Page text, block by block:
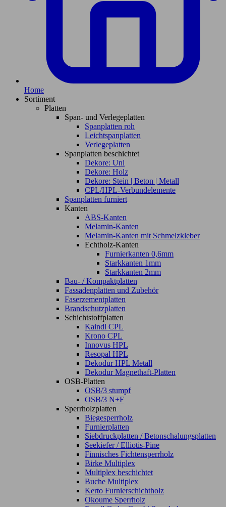
Home
Sortiment
Platten
Span- und Verlegeplatten
Spanplatten roh
Leichtspanplatten
Verlegeplatten
Spanplatten beschichtet
Dekore: Uni
Dekore: Holz
Dekore: Stein | Beton | Metall
CPL/HPL-Verbundelemente
Spanplatten furniert
Kanten
ABS-Kanten
Melamin-Kanten
Melamin-Kanten mit Schmelzkleber
Echtholz-Kanten
Furnierkanten 0,6mm
Starkkanten 1mm
Starkkanten 2mm
Bau- / Kompaktplatten
Fassadenplatten und Zubehör
Faserzementplatten
Brandschutzplatten
Schichtstoffplatten
Kaindl CPL
Krono CPL
Innovus HPL
Resopal HPL
Dekodur HPL Metall
Dekodur Magnethaft-Platten
OSB-Platten
OSB/3 stumpf
OSB/3 N+F
Sperrholzplatten
Biegesperrholz
Furnierplatten
Siebdruckplatten / Betonschalungsplatten
Seekiefer / Elliotis-Pine
Finnisches Fichtensperrholz
Birke Multiplex
Multiplex beschichtet
Buche Multiplex
Kerto Furnierschichtholz
Okoume Sperrholz